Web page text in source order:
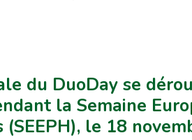
du DuoDay se
la Semaine
le 18